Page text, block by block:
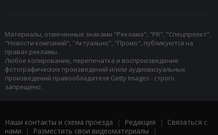
Материалы, отмеченные знаками "Реклама", "PR", "Спецпроект",
"Новости компаний", "Актуально", "Промо", публикуются на
правах рекламы.
Любое копирование, перепечатка и воспроизведение
фотографических произведений и/или аудиовизуальных
произведений правообладателя Getty Images - строго
запрещено.
Наши контакты и схема проезда | Редакция | Связаться с
нами | Разместить свои видеоматериалы |